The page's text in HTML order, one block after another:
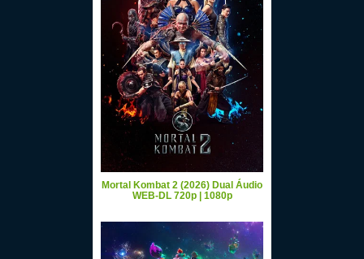
Mortal Kombat 2 (2026) Dual Áudio
WEB-DL 720p | 1080p